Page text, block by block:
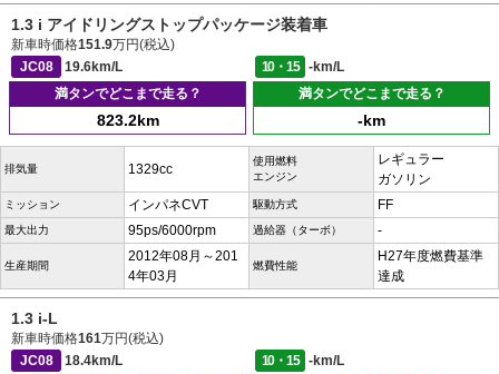
1.3 i アイドリングストップパッケージ装着車
新車時価格151.9万円(税込)
JC08
19.6km/L 10・15
-km/L
満タンでどこまで走る？
823.2km
満タンでどこまで走る？
-km
排気量 1329cc
使用燃料
エンジン
レギュラー
ガソリン
ミッション インパネCVT 駆動方式 FF
最大出力 95ps/6000rpm 過給器（ターボ） -
生産期間
2012年08月～201
4年03月
燃費性能
H27年度燃費基準
達成
1.3 i-L
新車時価格161万円(税込)
JC08
18.4km/L 10・15
-km/L